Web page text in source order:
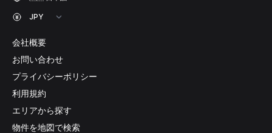
会社概要
お問い合わせ
プライバシーポリシー
利用規約
エリアから探す
物件を地図で検索